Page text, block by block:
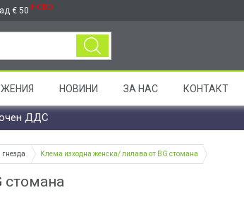
€ 50 НОВО
НОВИНИ ЗА НАС КОНТАКТ
ДДС
Клема изходна женска/ лилава от BG стомана
стомана